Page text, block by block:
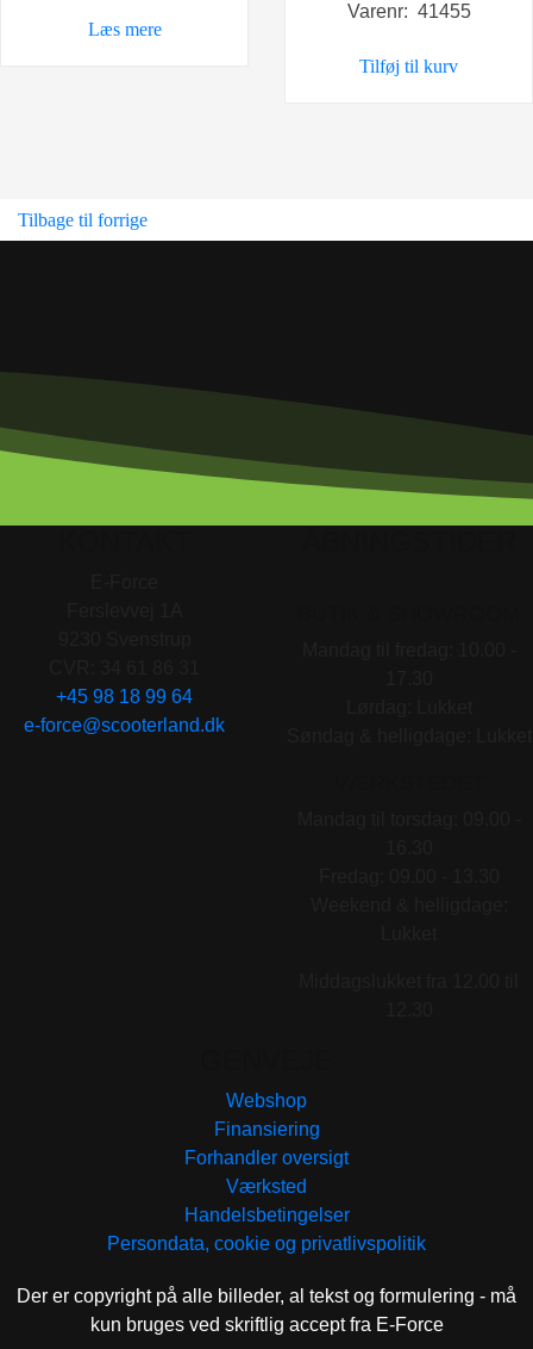
Læs mere
Varenr: 41455
Tilføj til kurv
Tilbage til forrige
+45 98 18 99 64
e-force@scooterland.dk
Webshop
Finansiering
Forhandler oversigt
Værksted
Handelsbetingelser
Persondata, cookie og privatlivspolitik
Der er copyright på alle billeder, al tekst og formulering - må
kun bruges ved skriftlig accept fra E-Force